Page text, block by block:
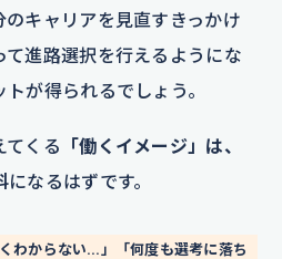
キャリアを見直すきっかけ
て進路選択を行えるようにな
が得られるでしょう。
てくる 「働くイメージ」は、
になるはずです。
わからない…」「何度も選考に落ち